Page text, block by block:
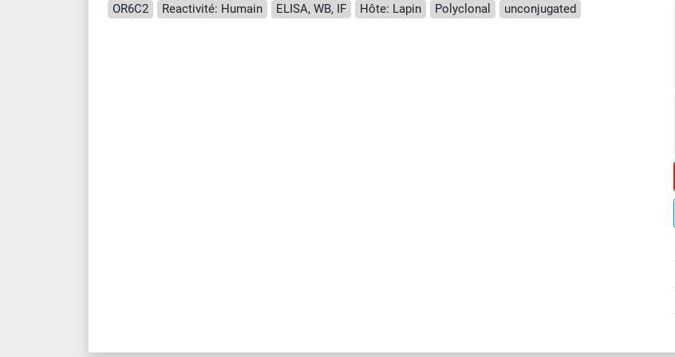
OR6C2 Reactivité: Humain ELISA, WB, IF Hôte: Lapin Polyclonal unconjugated